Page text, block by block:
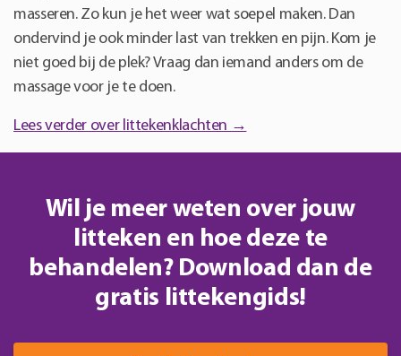
masseren. Zo kun je het weer wat soepel maken. Dan
ondervind je ook minder last van trekken en pijn. Kom je
niet goed bij de plek? Vraag dan iemand anders om de
massage voor je te doen.
Lees verder over littekenklachten →
Wil je meer weten over jouw
litteken en hoe deze te
behandelen? Download dan de
gratis littekengids!